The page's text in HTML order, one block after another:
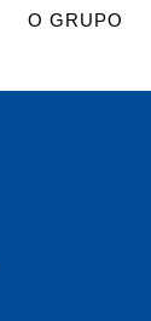
O GRUPO